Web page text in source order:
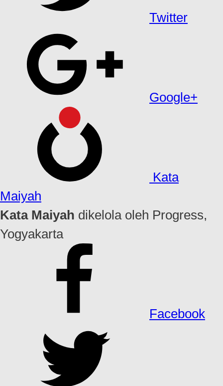
Twitter
Google+
Kata
Maiyah
Kata Maiyah dikelola oleh Progress,
Yogyakarta
Facebook